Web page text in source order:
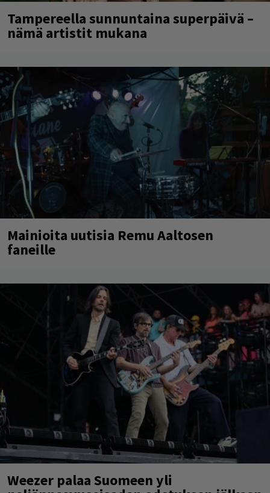
Tampereella sunnuntaina superpäivä –
nämä artistit mukana
Mainioita uutisia Remu Aaltosen
faneille
Weezer palaa Suomeen yli